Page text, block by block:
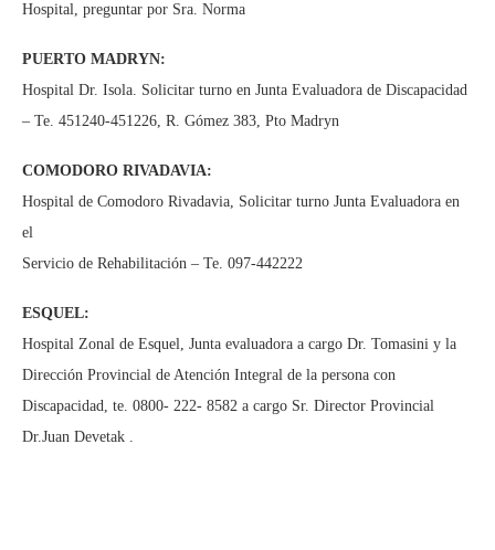
Hospital, preguntar por Sra. Norma
PUERTO MADRYN:
Hospital Dr. Isola. Solicitar turno en Junta Evaluadora de Discapacidad
– Te. 451240-451226, R. Gómez 383, Pto Madryn
COMODORO RIVADAVIA:
Hospital de Comodoro Rivadavia, Solicitar turno Junta Evaluadora en
el
Servicio de Rehabilitación – Te. 097-442222
ESQUEL:
Hospital Zonal de Esquel, Junta evaluadora a cargo Dr. Tomasini y la
Dirección Provincial de Atención Integral de la persona con
Discapacidad, te. 0800- 222- 8582 a cargo Sr. Director Provincial
Dr.Juan Devetak .